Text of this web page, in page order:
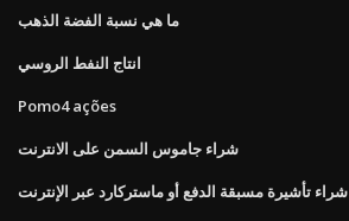
ما هي نسبة الفضة الذهب
انتاج النفط الروسي
Pomo4 ações
شراء جاموس السمن على الانترنت
شراء تأشيرة مسبقة الدفع أو ماستركارد عبر الإنترنت